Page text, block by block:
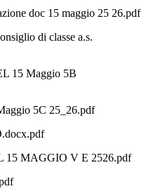
doc 15 maggio 25 26.pdf
di classe a.s.
15 Maggio 5B
5C 25_26.pdf
15 MAGGIO V E 2526.pdf